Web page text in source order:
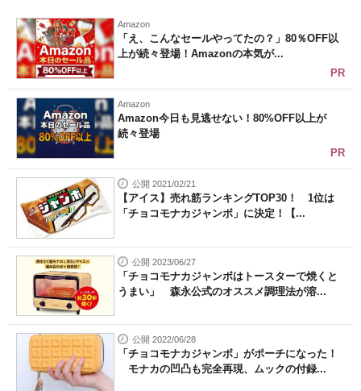
Amazon
「え、こんなセールやってたの？」80％OFF以
上が続々登場！Amazonの本気が...
PR
Amazon
Amazon今日も見逃せない！80%OFF以上が
続々登場
PR
公開 2021/02/21
【アイス】売れ筋ランキングTOP30！ 1位は
「チョコモナカジャンボ」に決定！【...
公開 2023/06/27
「チョコモナカジャンボはトースターで焼くと
うまい」 森永公式のオススメ調理法が溶...
公開 2022/06/28
「チョコモナカジャンボ」がポーチになった！
モナカの凹凸も完全再現、ムックの付録...